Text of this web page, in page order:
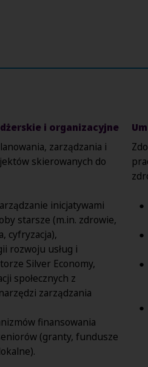
i organizacyjne
zarządzania i
skierowanych do
inicjatywami
starsze (m.in. zdrowie,
cyfryzacja),
rozwoju usług i
Silver Economy,
społecznych z
zarządzania
finansowania
(granty, fundusze